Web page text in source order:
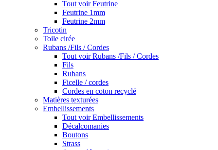
Tout voir Feutrine
Feutrine 1mm
Feutrine 2mm
Tricotin
Toile cirée
Rubans /Fils / Cordes
Tout voir Rubans /Fils / Cordes
Fils
Rubans
Ficelle / cordes
Cordes en coton recyclé
Matières texturées
Embellissements
Tout voir Embellissements
Décalcomanies
Boutons
Strass